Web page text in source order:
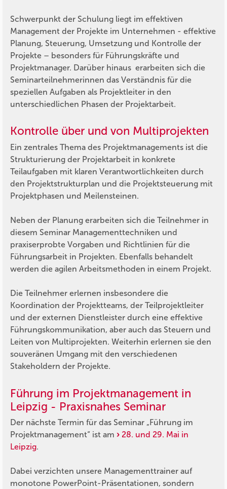
Schwerpunkt der Schulung liegt im effektiven
Management der Projekte im Unternehmen - effektive
Planung, Steuerung, Umsetzung und Kontrolle der
Projekte – besonders für Führungskräfte und
Projektmanager. Darüber hinaus erarbeiten sich die
Seminarteilnehmerinnen das Verständnis für die
speziellen Aufgaben als Projektleiter in den
unterschiedlichen Phasen der Projektarbeit.
Kontrolle über und von Multiprojekten
Ein zentrales Thema des Projektmanagements ist die
Strukturierung der Projektarbeit in konkrete
Teilaufgaben mit klaren Verantwortlichkeiten durch
den Projektstrukturplan und die Projektsteuerung mit
Projektphasen und Meilensteinen.
Neben der Planung erarbeiten sich die Teilnehmer in
diesem Seminar Managementtechniken und
praxiserprobte Vorgaben und Richtlinien für die
Führungsarbeit in Projekten. Ebenfalls behandelt
werden die agilen Arbeitsmethoden in einem Projekt.
Die Teilnehmer erlernen insbesondere die
Koordination der Projektteams, der Teilprojektleiter
und der externen Dienstleister durch eine effektive
Führungskommunikation, aber auch das Steuern und
Leiten von Multiprojekten. Weiterhin erlernen sie den
souveränen Umgang mit den verschiedenen
Stakeholdern der Projekte.
Führung im Projektmanagement in
Leipzig - Praxisnahes Seminar
Der nächste Termin für das Seminar „Führung im
Projektmanagement“ ist am
28. und 29. Mai in
Leipzig.
Dabei verzichten unsere Managementtrainer auf
monotone PowerPoint-Präsentationen, sondern